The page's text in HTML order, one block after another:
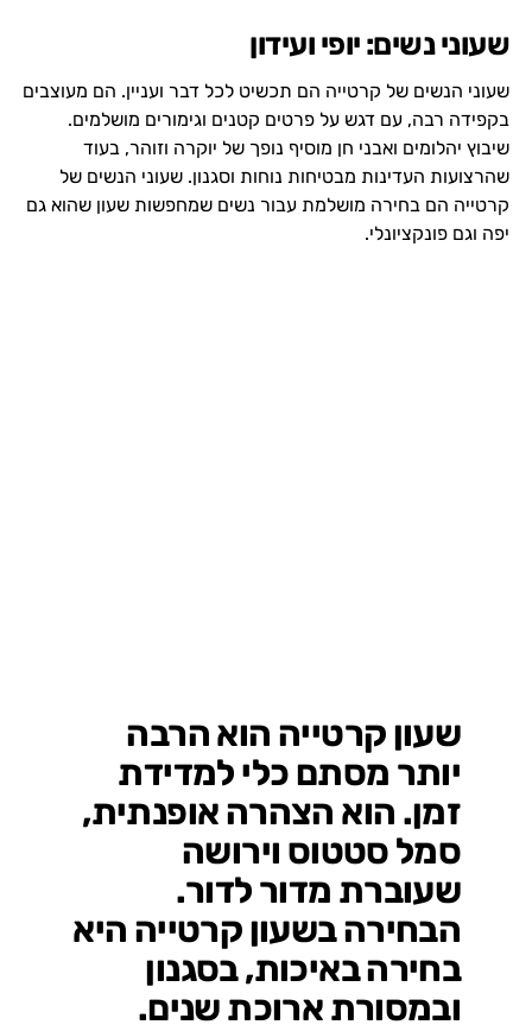
שעוני נשים: יופי ועידון
שעוני הנשים של קרטייה הם תכשיט לכל דבר ועניין. הם מעוצבים
בקפידה רבה, עם דגש על פרטים קטנים וגימורים מושלמים.
שיבוץ יהלומים ואבני חן מוסיף נופך של יוקרה וזוהר, בעוד
שהרצועות העדינות מבטיחות נוחות וסגנון. שעוני הנשים של
קרטייה הם בחירה מושלמת עבור נשים שמחפשות שעון שהוא גם
יפה וגם פונקציונלי.
שעון קרטייה הוא הרבה
יותר מסתם כלי למדידת
זמן. הוא הצהרה אופנתית,
סמל סטטוס וירושה
שעוברת מדור לדור.
הבחירה בשעון קרטייה היא
בחירה באיכות, בסגנון
ובמסורת ארוכת שנים.